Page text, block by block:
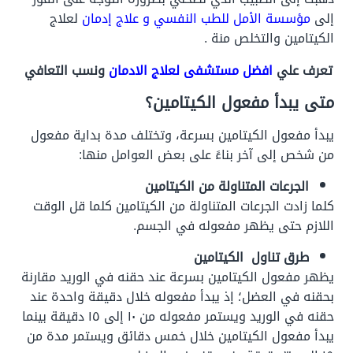
إلىمؤسسة الأمل للطب النفسي و علاج إدمان لعلاج
الكيتامين والتخلص منة .
تعرف علي افضل مستشفى لعلاج الادمانونسب التعافي
متى يبدأ مفعول الكيتامين؟
يبدأ مفعول الكيتامين بسرعة، وتختلف مدة بداية مفعول
من شخص إلى آخر بناءً على بعض العوامل منها:
الجرعات المتناولة من الكيتامين
كلما زادت الجرعات المتناولة من الكيتامين كلما قل الوقت
اللازم حتى يظهر مفعوله في الجسم.
طرق تناول الكيتامين
يظهر مفعول الكيتامين بسرعة عند حقنه في الوريد مقارنة
بحقنه في العضل؛ إذ يبدأ مفعوله خلال دقيقة واحدة عند
حقنه في الوريد ويستمر مفعوله من ١٠ إلى ١٥ دقيقة بينما
يبدأ مفعول الكيتامين خلال خمس دقائق ويستمر مدة من